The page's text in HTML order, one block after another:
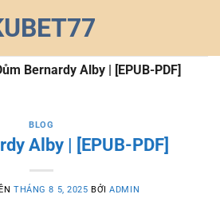
Bernardy Alby | [EPUB-PDF]
BLOG
Alby | [EPUB-PDF]
THÁNG 8 5, 2025 BỞIADMIN